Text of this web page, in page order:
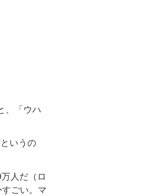
、「ウハ
いうの
人だ（ロ
ごい。マ